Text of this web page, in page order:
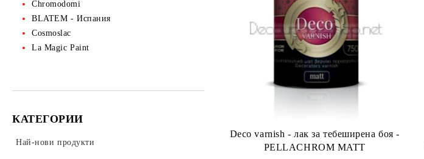
Chromodomi
BLATEM - Испания
Cosmoslac
La Magic Paint
КАТЕГОРИИ
Най-нови продукти
Deco varnish - лак за тебеширена боя -
PELLACHROM MATT